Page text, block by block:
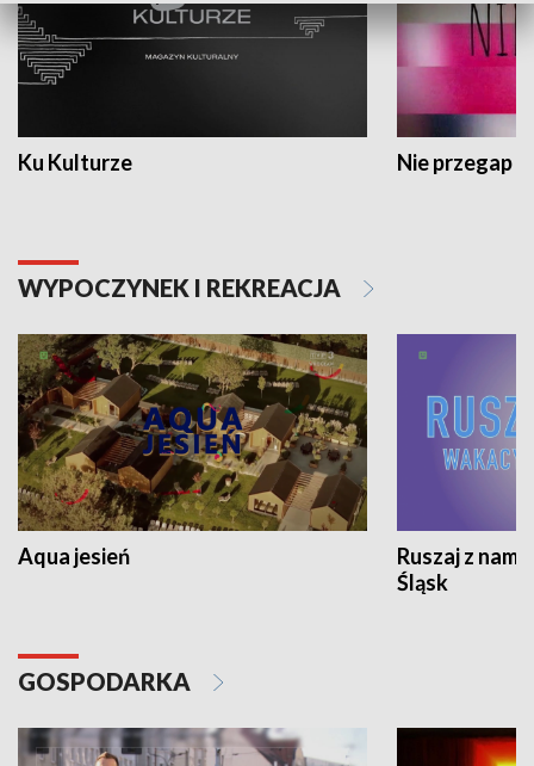
Ku Kulturze Nie przegap
WYPOCZYNEK I REKREACJA
Aqua jesień
Ruszaj z
Śląsk
GOSPODARKA